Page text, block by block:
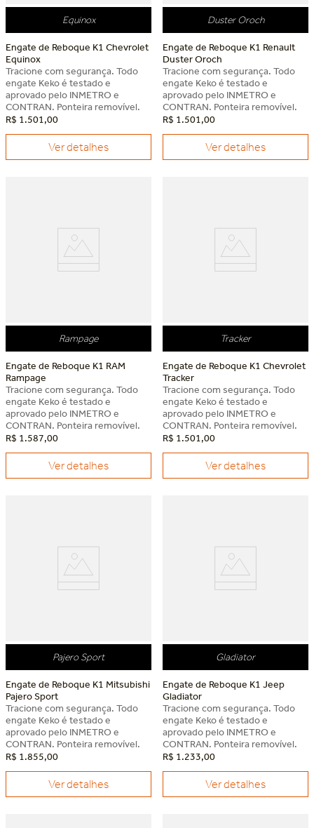
Equinox
Engate de Reboque K1 Chevrolet
Equinox
Tracione com segurança. Todo
engate Keko é testado e
aprovado pelo INMETRO e
CONTRAN. Ponteira removível.
R$ 1.501,00
Ver detalhes
Duster Oroch
Engate de Reboque K1 Renault
Duster Oroch
Tracione com segurança. Todo
engate Keko é testado e
aprovado pelo INMETRO e
CONTRAN. Ponteira removível.
R$ 1.501,00
Ver detalhes
Rampage
Engate de Reboque K1 RAM
Rampage
Tracione com segurança. Todo
engate Keko é testado e
aprovado pelo INMETRO e
CONTRAN. Ponteira removível.
R$ 1.587,00
Ver detalhes
Tracker
Engate de Reboque K1 Chevrolet
Tracker
Tracione com segurança. Todo
engate Keko é testado e
aprovado pelo INMETRO e
CONTRAN. Ponteira removível.
R$ 1.501,00
Ver detalhes
Pajero Sport
Engate de Reboque K1 Mitsubishi
Pajero Sport
Tracione com segurança. Todo
engate Keko é testado e
aprovado pelo INMETRO e
CONTRAN. Ponteira removível.
R$ 1.855,00
Ver detalhes
Gladiator
Engate de Reboque K1 Jeep
Gladiator
Tracione com segurança. Todo
engate Keko é testado e
aprovado pelo INMETRO e
CONTRAN. Ponteira removível.
R$ 1.233,00
Ver detalhes